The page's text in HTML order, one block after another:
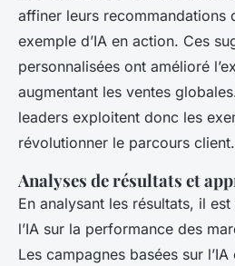
affiner leurs recommandations
exemple d’IA en action. Ces
personnalisées ont amélioré
augmentant les ventes
leaders exploitent donc les
révolutionner le parcours client.
Analyses de résultats et
En analysant les résultats, il
l’IA sur la performance des
Les campagnes basées sur